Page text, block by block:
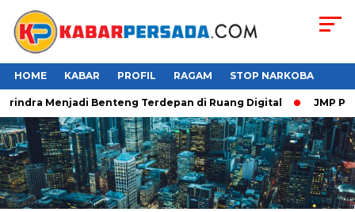
HOME KABAR PROFIL RAGAM STOP NARKOBA
Menjadi Benteng Terdepan di Ruang Digital JMP Puji